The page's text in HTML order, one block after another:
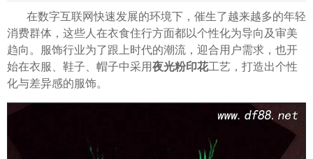
在数字互联网快速发展的环境下，催生了越来越多的年轻
消费群体，这些人在衣食住行方面都以个性化为导向及审美
趋向。服饰行业为了跟上时代的潮流，迎合用户需求，也开
始在衣服、鞋子、帽子中采用夜光粉印花工艺，打造出个性
化与差异感的服饰。